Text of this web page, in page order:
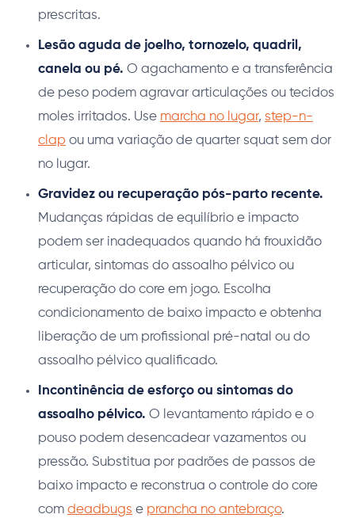
prescritas.
Lesão aguda de joelho, tornozelo, quadril,
canela ou pé. O agachamento e a transferência
de peso podem agravar articulações ou tecidos
moles irritados. Use marcha no lugar, step-n-
clap ou uma variação de quarter squat sem dor
no lugar.
Gravidez ou recuperação pós-parto recente.
Mudanças rápidas de equilíbrio e impacto
podem ser inadequados quando há frouxidão
articular, sintomas do assoalho pélvico ou
recuperação do core em jogo. Escolha
condicionamento de baixo impacto e obtenha
liberação de um profissional pré-natal ou do
assoalho pélvico qualificado.
Incontinência de esforço ou sintomas do
assoalho pélvico. O levantamento rápido e o
pouso podem desencadear vazamentos ou
pressão. Substitua por padrões de passos de
baixo impacto e reconstrua o controle do core
com deadbugs e prancha no antebraço.